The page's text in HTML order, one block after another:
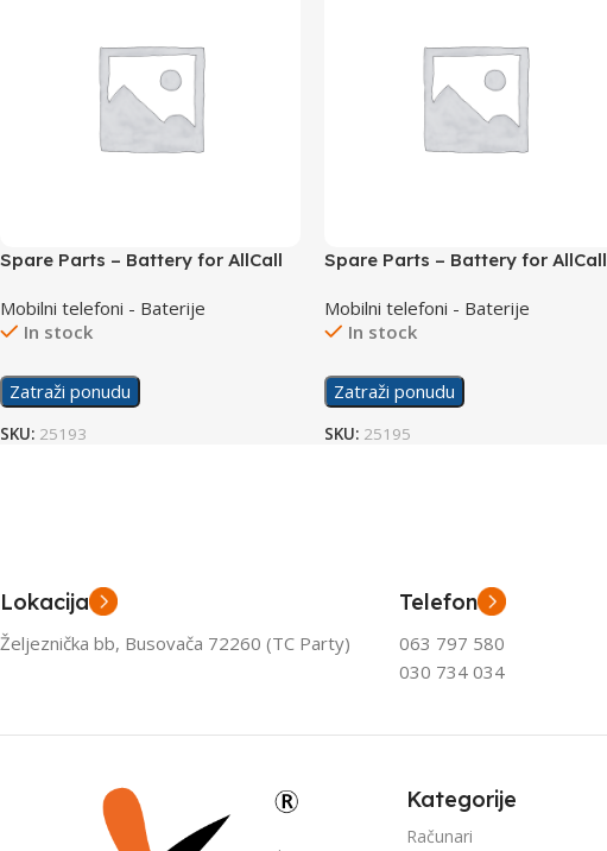
Spare Parts – Battery for AllCall
Mobilni telefoni - Baterije
In stock
Zatraži ponudu
SKU: 25193
Spare Parts – Battery for AllCall
Mobilni telefoni - Baterije
In stock
Zatraži ponudu
SKU: 25195
Lokacija
Željeznička bb, Busovača 72260 (TC Party)
Telefon
063 797 580
030 734 034
Kategorije
Računari